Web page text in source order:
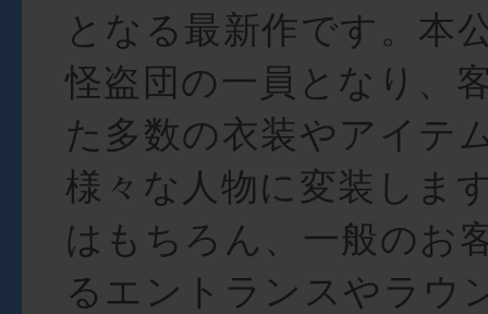
となる最新作です。本
怪盗団の一員となり、
た多数の衣装やアイテ
様々な人物に変装しま
はもちろん、一般のお
るエントランスやラウ